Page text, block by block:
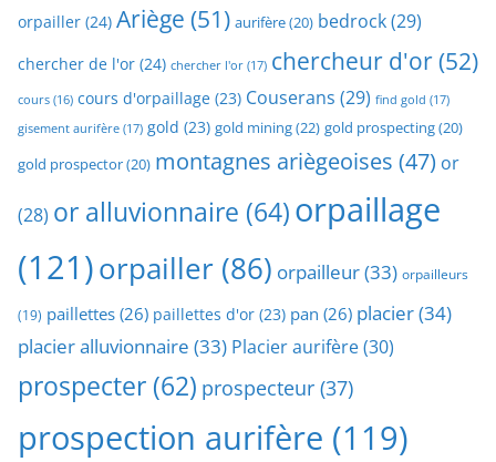
orpailler (24) Ariège (51) aurifère(20) bedrock(29)
chercher de l'or (24) chercher l'or (17) chercheur d'or(52)
cours (16) cours d'orpaillage (23) Couserans (29) find gold (17)
gisement aurifère (17) gold (23) gold mining(22) gold prospecting(20)
gold prospector(20) montagnes ariègeoises (47) or
(28) or alluvionnaire (64)orpaillage
(121)orpailler (86) orpailleur(33) orpailleurs
(19) paillettes (26) paillettes d'or (23) pan (26) placier(34)
placier alluvionnaire (33) Placier aurifère(30)
prospecter (62) prospecteur (37)
prospection aurifère (119)